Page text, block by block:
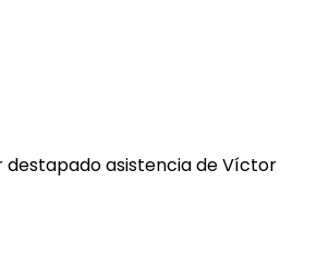
destapado asistencia de Víctor